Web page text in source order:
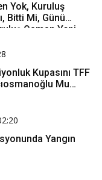
Yok, Kuruluş
Bitti Mi, Günü
Osman Yeni
Kupasını TFF
Mu
Yangın